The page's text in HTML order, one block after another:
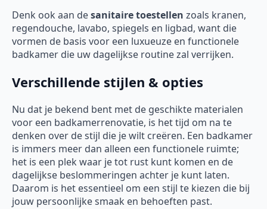
Denk ook aan desanitaire toestellen zoals kranen,
regendouche, lavabo, spiegels en ligbad, want die
vormen de basis voor een luxueuze en functionele
badkamer die uw dagelijkse routine zal verrijken.
Verschillende stijlen & opties
Nu dat je bekend bent met de geschikte materialen
voor een badkamerrenovatie, is het tijd om na te
denken over de stijl die je wilt creëren. Een badkamer
is immers meer dan alleen een functionele ruimte;
het is een plek waar je tot rust kunt komen en de
dagelijkse beslommeringen achter je kunt laten.
Daarom is het essentieel om een stijl te kiezen die bij
jouw persoonlijke smaak en behoeften past.